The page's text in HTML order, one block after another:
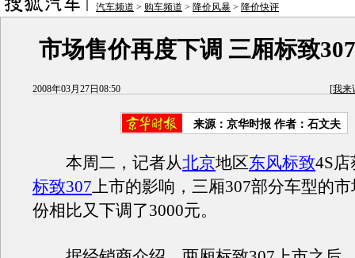
汽车频道 > 购车频道 > 降价风暴 > 降价快评
市场售价再度下调 三厢标致
2008年03月27日08:50 [我来
来源：京华时报 作者：石文夫
本周二，记者从北京地区东风标致4S
标致307上市的影响，三厢307部分车型的
份相比又下调了3000元。